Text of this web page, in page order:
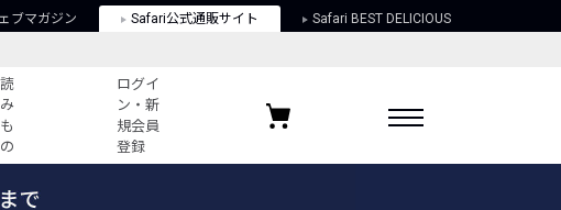
ブマガジン Safari公式通販サイト Safari BEST DELICIOUS
読
み
も
の
ログイ
ン・新
規会員
登録